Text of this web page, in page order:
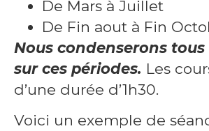
De Mars à Juillet
De Fin aout à Fin
Nous condenserons tous
sur ces périodes. Les
d’une durée d’1h30.
Voici un exemple de